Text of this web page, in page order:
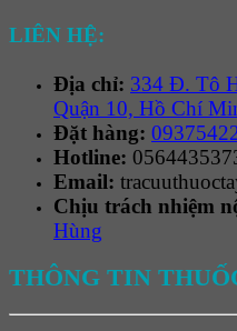
LIÊN HỆ:
Địa chỉ: 334 Đ. Tô
Quận 10, Hồ Chí
Đặt hàng:
Hotline:
Email:
Chịu trách nhiệm
Hùng
THÔNG TIN